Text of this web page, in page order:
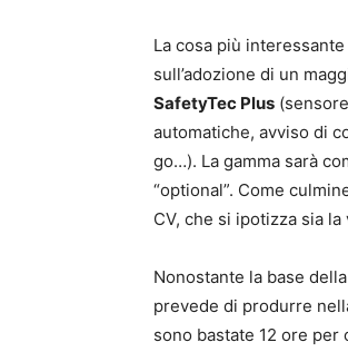
La cosa più
sull’adozione di un
SafetyTec Plus
automatiche, avviso di
go…). La gamma sarà
“optional”. Come
CV, che si ipotizza sia
Nonostante la base
prevede di produrre
sono bastate 12 ore per